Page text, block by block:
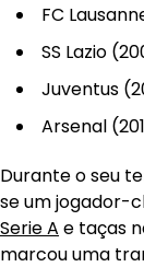
FC
SS Lazio
Juventus
Arsenal
Durante o seu
se um jogador-
Serie A e taças
marcou uma